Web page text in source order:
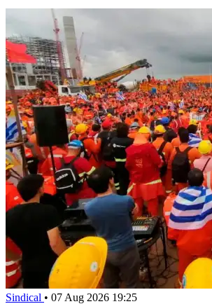
Sindical • 07 Aug 2026 19:25